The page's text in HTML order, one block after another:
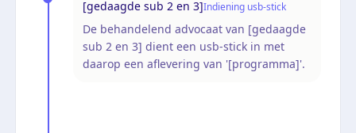
[gedaagde sub 2 en 3]Indiening usb-stick
De behandelend advocaat van [gedaagde
sub 2 en 3] dient een usb-stick in met
daarop een aflevering van '[programma]'.